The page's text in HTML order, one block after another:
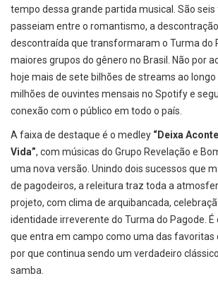
tempo dessa grande partida musical. São seis
passeiam entre o romantismo, a
descontraída que transformaram o Turma do
maiores grupos do gênero no Brasil. Não por
hoje mais de sete bilhões de streams ao
milhões de ouvintes mensais no Spotify e
conexão com o público em todo o país.
A faixa de destaque é o medley “Deixa
Vida”, com músicas do Grupo Revelação e
uma nova versão. Unindo dois sucessos que
de pagodeiros, a releitura traz toda a
projeto, com clima de arquibancada,
identidade irreverente do Turma do Pagode. É
que entra em campo como uma das favoritas
por que continua sendo um verdadeiro
samba.